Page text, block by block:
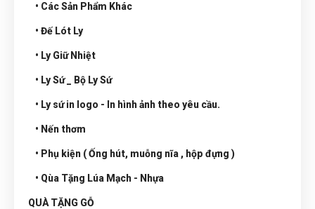
• Các Sản Phẩm Khác
• Đế Lót Ly
• Ly Giữ Nhiệt
• Ly Sứ _ Bộ Ly Sứ
• Ly sứ in logo - In hình ảnh theo yêu cầu.
• Nến thơm
• Phụ kiện ( Ống hút, muỗng nĩa , hộp đựng )
• Qùa Tặng Lúa Mạch - Nhựa
QUÀ TẶNG GỖ